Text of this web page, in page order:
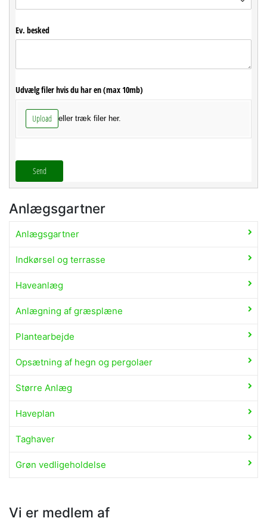
Ev. besked
Udvælg filer hvis du har en (max 10mb)
Upload eller træk filer her.
Send
Anlægsgartner
Anlægsgartner
Indkørsel og terrasse
Haveanlæg
Anlægning af græsplæne
Plantearbejde
Opsætning af hegn og pergolaer
Større Anlæg
Haveplan
Taghaver
Grøn vedligeholdelse
Vi er medlem af